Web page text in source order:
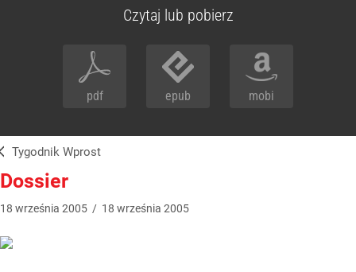
Czytaj lub pobierz
pdf epub mobi
Tygodnik Wprost
Dossier
18 września 2005 / 18 września 2005